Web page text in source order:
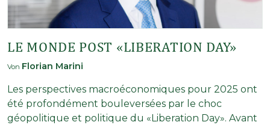
LE MONDE POST «LIBERATION DAY»
Von Florian Marini
Les perspectives macroéconomiques pour 2025 ont
été profondément bouleversées par le choc
géopolitique et politique du «Liberation Day». Avant